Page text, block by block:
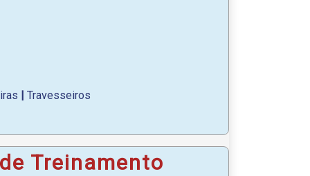
| Travesseiros
Treinamento